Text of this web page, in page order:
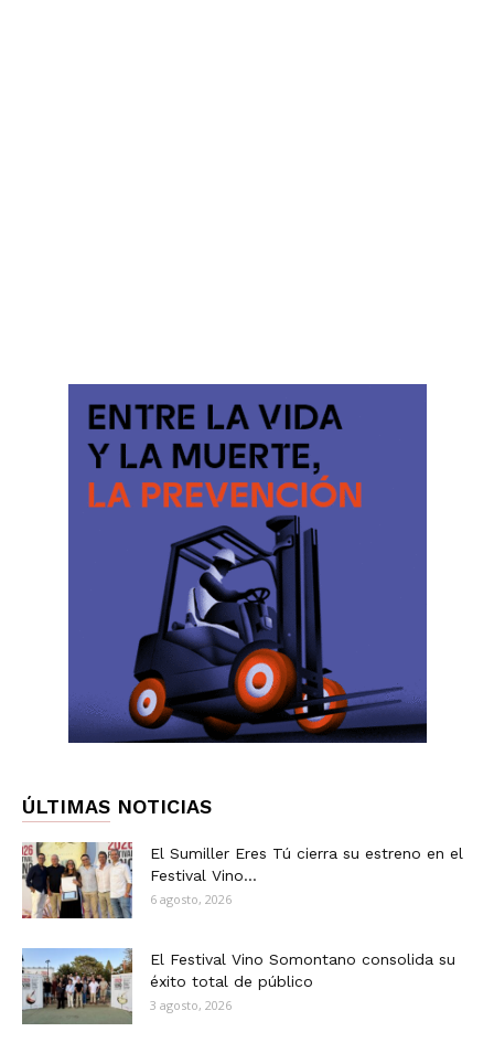
ÚLTIMAS NOTICIAS
El Sumiller Eres Tú cierra su estreno en el
Festival Vino...
6 agosto, 2026
El Festival Vino Somontano consolida su
éxito total de público
3 agosto, 2026